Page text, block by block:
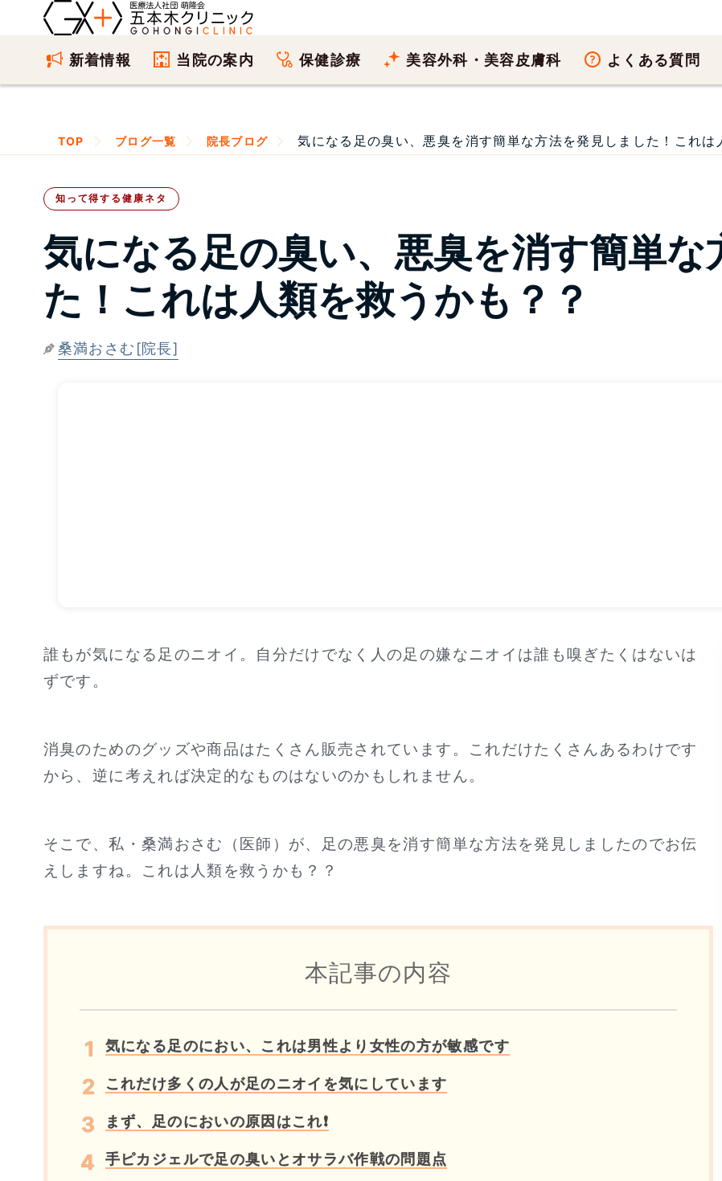
新着情報 当院の案内 保健診療 美容外科・美容皮膚科 よくある質問
TOP ブログ一覧 院長ブログ 気になる足の臭い、悪臭を消す簡単な方法を発見しました！これ
知って得する健康ネタ
気になる足の臭い、悪臭を消す簡単な
た！これは人類を救うかも？？
桑満おさむ[院長]
誰もが気になる足のニオイ。自分だけでなく人の足の嫌なニオイは誰も嗅ぎたくはないは
ずです。
消臭のためのグッズや商品はたくさん販売されています。これだけたくさんあるわけです
から、逆に考えれば決定的なものはないのかもしれません。
そこで、私・桑満おさむ（医師）が、足の悪臭を消す簡単な方法を発見しましたのでお伝
えしますね。これは人類を救うかも？？
本記事の内容
気になる足のにおい、これは男性より女性の方が敏感です
これだけ多くの人が足のニオイを気にしています
まず、足のにおいの原因はこれ❗
手ピカジェルで足の臭いとオサラバ作戦の問題点